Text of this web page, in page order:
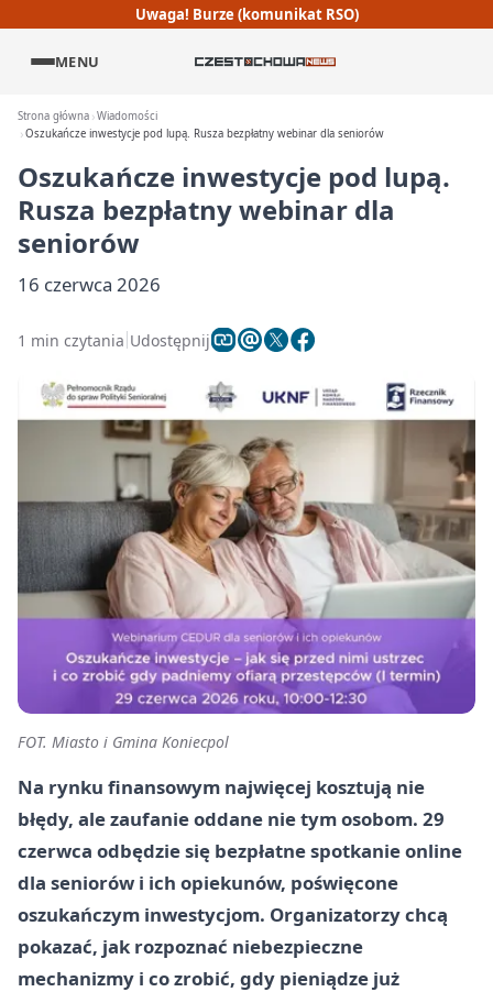
Uwaga! Burze (komunikat RSO)
MENU
Strona główna Wiadomości
Oszukańcze inwestycje pod lupą. Rusza bezpłatny webinar dla seniorów
Oszukańcze inwestycje pod lupą.
Rusza bezpłatny webinar dla
seniorów
16 czerwca 2026
1 min czytania Udostępnij
FOT. Miasto i Gmina Koniecpol
Na rynku finansowym najwięcej kosztują nie
błędy, ale zaufanie oddane nie tym osobom. 29
czerwca odbędzie się bezpłatne spotkanie online
dla seniorów i ich opiekunów, poświęcone
oszukańczym inwestycjom. Organizatorzy chcą
pokazać, jak rozpoznać niebezpieczne
mechanizmy i co zrobić, gdy pieniądze już